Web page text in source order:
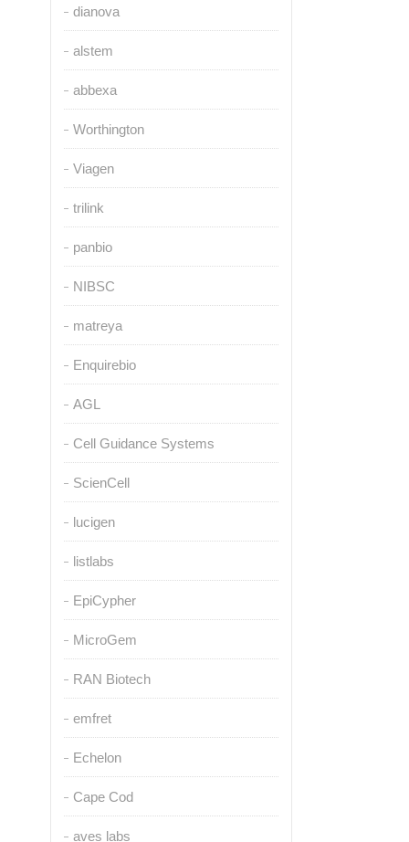
dianova
alstem
abbexa
Worthington
Viagen
trilink
panbio
NIBSC
matreya
Enquirebio
AGL
Cell Guidance Systems
ScienCell
lucigen
listlabs
EpiCypher
MicroGem
RAN Biotech
emfret
Echelon
Cape Cod
aves labs